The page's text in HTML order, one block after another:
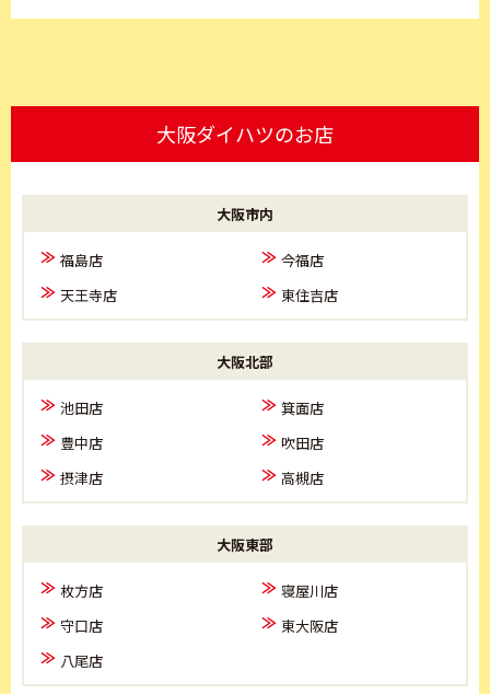
大阪ダイハツのお店
大阪市内
福島店
今福店
天王寺店
東住吉店
大阪北部
池田店
箕面店
豊中店
吹田店
摂津店
高槻店
大阪東部
枚方店
寝屋川店
守口店
東大阪店
八尾店